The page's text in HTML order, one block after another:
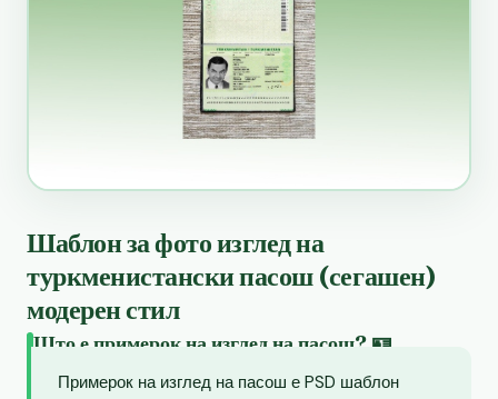
Шаблон за фото изглед на
туркменистански пасош (сегашен)
модерен стил
Што е примерок на изглед на пасош? 🪪
Примерок на изглед на пасош е PSD шаблон